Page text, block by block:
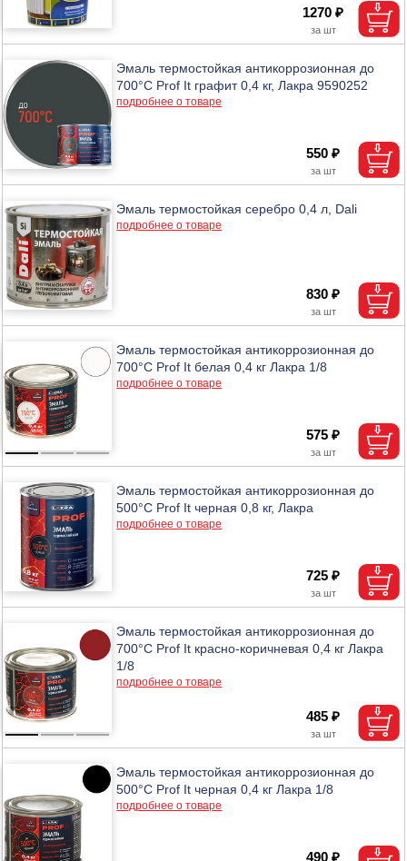
1270 ₽
Эмаль термостойкая антикоррозионная до
700°С Prof It графит 0,4 кг, Лакра 9590252
подробнее о товаре
550 ₽
Эмаль термостойкая серебро 0,4 л, Dali
подробнее о товаре
830 ₽
Эмаль термостойкая антикоррозионная до
700°С Prof It белая 0,4 кг Лакра 1/8
подробнее о товаре
575 ₽
Эмаль термостойкая антикоррозионная до
500°С Prof It черная 0,8 кг, Лакра
подробнее о товаре
725 ₽
Эмаль термостойкая антикоррозионная до
700°С Prof It красно-коричневая 0,4 кг Лакра
1/8
подробнее о товаре
485 ₽
Эмаль термостойкая антикоррозионная до
500°С Prof It черная 0,4 кг Лакра 1/8
подробнее о товаре
490 ₽